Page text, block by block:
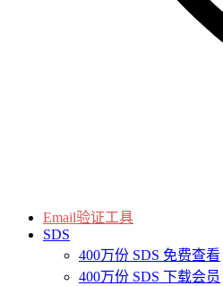
Email验证工具
SDS
400万份 SDS 免费查看
400万份 SDS 下载会员